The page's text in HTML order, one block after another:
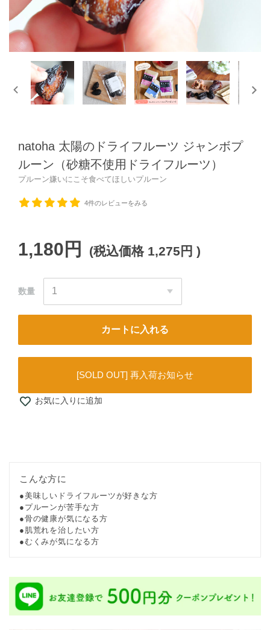
natoha 太陽のドライフルーツ ジャンボプ
ルーン（砂糖不使用ドライフルーツ）
プルーン嫌いにこそ食べてほしいプルーン
4件
1,180円 (税込価格 1,275円 )
数量
カートに入れる
[SOLD OUT] 再入荷お知らせ
お気に入りに追加
こんな方に
美味しいドライフルーツが好きな方
プルーンが苦手な方
骨の健康が気になる方
肌荒れを治したい方
むくみが気になる方